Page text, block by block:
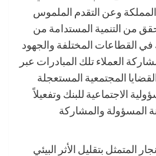
وعن التقدم الملموس
من التنمية المستدامة من
في القطاعات المختلفة والجهود
العملاء تلك المبادرات عبر
المجتمعية المستعجلة
الاجتماعية للبنك وتفعيلاً
المسؤولة والمشاركة
المتمثل بتقليل الأثر البيئي